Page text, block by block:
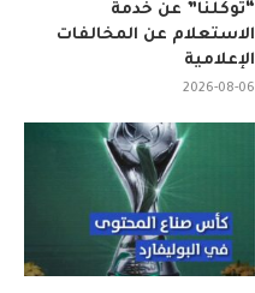
“توكلنا” عن خدمة
الاستعلام عن المخالفات
الإعلامية
2026-08-06